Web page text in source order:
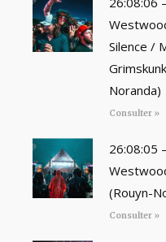
Silence /
Noranda)
Consulter »
26:08:05
(Rouyn-
Consulter »